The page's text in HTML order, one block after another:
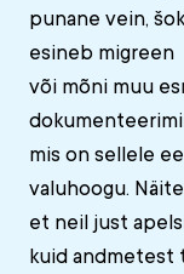
punane vein,
esineb migreen
või mõni muu
mis on sellele
valuhoogu.
et neil just
kuid andmetest